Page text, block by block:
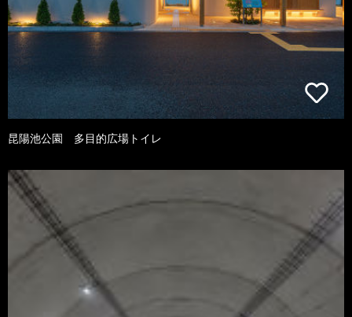
昆陽池公園 多目的広場トイレ